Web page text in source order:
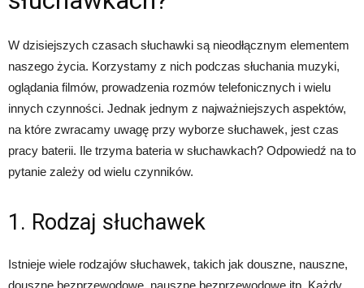
W dzisiejszych czasach słuchawki są nieodłącznym elementem
naszego życia. Korzystamy z nich podczas słuchania muzyki,
oglądania filmów, prowadzenia rozmów telefonicznych i wielu
innych czynności. Jednak jednym z najważniejszych aspektów,
na które zwracamy uwagę przy wyborze słuchawek, jest czas
pracy baterii. Ile trzyma bateria w słuchawkach? Odpowiedź na to
pytanie zależy od wielu czynników.
1. Rodzaj słuchawek
Istnieje wiele rodzajów słuchawek, takich jak douszne, nauszne,
douszne bezprzewodowe, nauszne bezprzewodowe itp. Każdy